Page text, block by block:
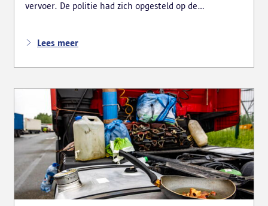
vervoer. De politie had zich opgesteld op de
partners. Denk daarbij aan VLABEL, de FOD Mobiliteit,
Lees meer